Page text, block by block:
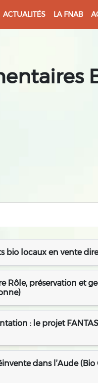
ACTUALITÉS LA FNAB
bio locaux en vente
Rôle, préservation et
: le projet
dans l’Aude (Bio